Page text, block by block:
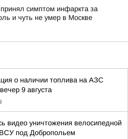
симптом инфаркта за
и чуть не умер в Москве
о наличии топлива на АЗС
9 августа
видео уничтожения велосипедной
под Добропольем